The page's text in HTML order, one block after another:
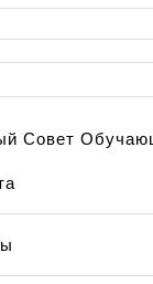
Совет